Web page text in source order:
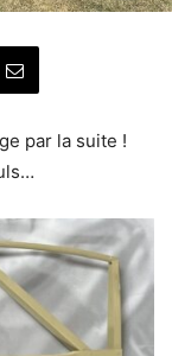
par la suite !